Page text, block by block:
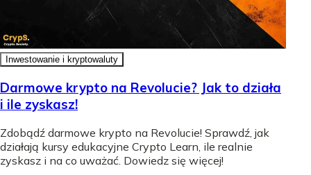
Inwestowanie i kryptowaluty
Darmowe krypto na Revolucie? Jak to działa
i ile zyskasz!
Zdobądź darmowe krypto na Revolucie! Sprawdź, jak
działają kursy edukacyjne Crypto Learn, ile realnie
zyskasz i na co uważać. Dowiedz się więcej!